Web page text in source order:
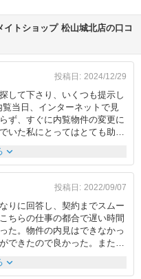
トショップ 松山城北店の口コ
投稿日: 2024/12/29
して下さり、いくつも提示し
当日、インターネットで見
ず、すぐに内覧物件の変更に
いた私にとってはとても助か
その物件の良い所ばかりでは
り、信頼できる不動産会社さ
かと思いましたが、別のスタ
ができて良かったです。契約
明して下さり、途中確認した
下さいました。終始笑顔で対
すかったのも印象的でした。
とても有難かったです。
expand_more
投稿日: 2022/09/07
りに回答し、契約までスムー
ちらの仕事の都合で遅い時間
た。物件の内見はできなかっ
できたので良かった。また、
イトに掲載しているもの以外
心して物件を選ぶことができ
expand_more